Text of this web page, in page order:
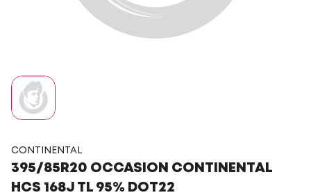
CONTINENTAL
395/85R20 OCCASION CONTINENTAL
HCS 168J TL 95% DOT22